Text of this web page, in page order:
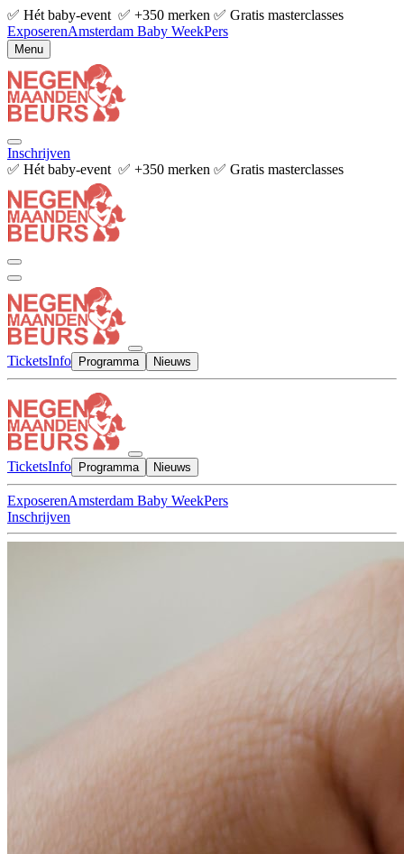
✅ Hét baby-event ✅ +350 merken ✅ Gratis masterclasses
ExposerenAmsterdam Baby WeekPers
Menu
Inschrijven
✅ Hét baby-event ✅ +350 merken ✅ Gratis masterclasses
TicketsInfo Programma Nieuws
TicketsInfo Programma Nieuws
ExposerenAmsterdam Baby WeekPers
Inschrijven